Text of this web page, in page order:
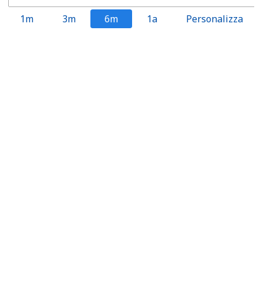
1m 3m 6m 1a Personalizza